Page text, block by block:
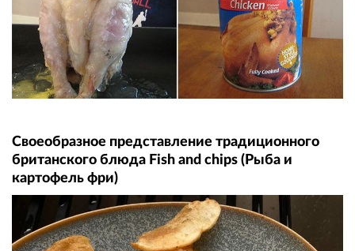
Своеобразное представление традиционного
британского блюда Fish and chips (Рыба и
картофель фри)